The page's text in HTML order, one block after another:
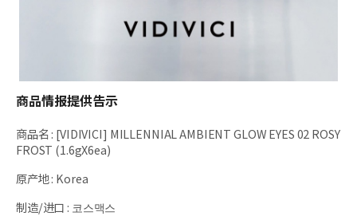
商品情报提供告示
商品名: [VIDIVICI] MILLENNIAL AMBIENT GLOW EYES 02 ROSY
FROST (1.6gX6ea)
原产地: Korea
制造/进口 : 코스맥스